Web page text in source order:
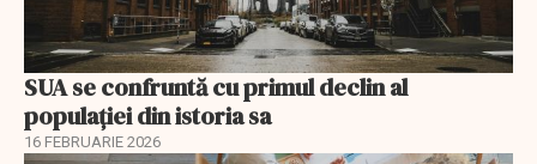
SUA se confruntă cu primul declin al
populației din istoria sa
16 FEBRUARIE 2026